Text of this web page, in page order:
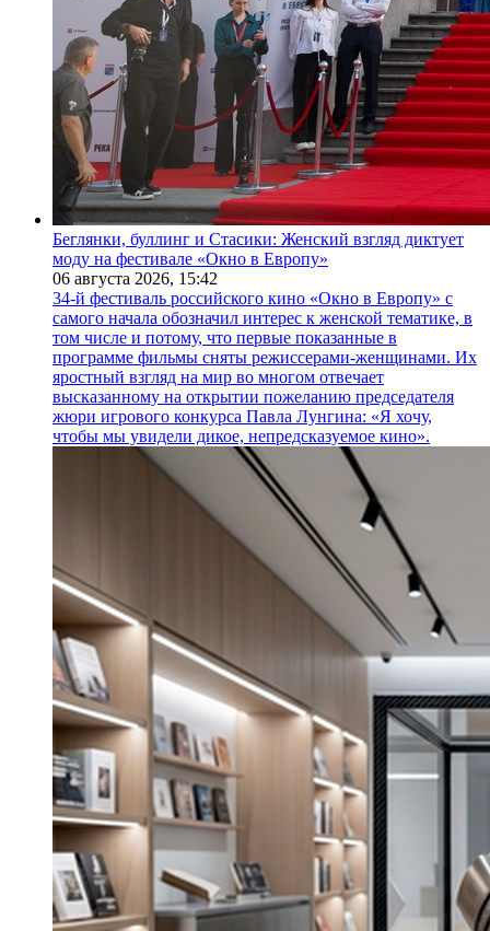
Беглянки, буллинг и Стасики: Женский взгляд диктует
моду на фестивале «Окно в Европу»
06 августа 2026, 15:42
34-й фестиваль российского кино «Окно в Европу» с
самого начала обозначил интерес к женской тематике, в
том числе и потому, что первые показанные в
программе фильмы сняты режиссерами-женщинами. Их
яростный взгляд на мир во многом отвечает
высказанному на открытии пожеланию председателя
жюри игрового конкурса Павла Лунгина: «Я хочу,
чтобы мы увидели дикое, непредсказуемое кино».